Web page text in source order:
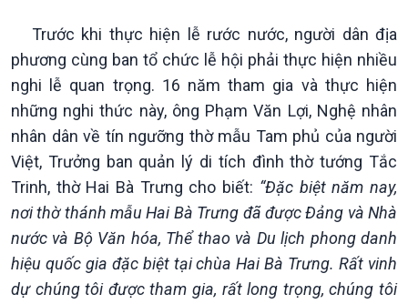
Chính trị
Tin Chính trị
Chính phủ với người dân
Quốc hội với cử tri
Xây dựng đảng
Đảng trong cuộc sống
Nhận diện sự thật
Pháp luật và đời sống
Thế giới
Tin thế giới
Vấn đề quốc tế
Hồ sơ sự kiện quốc tế
Thế giới & Việt Nam
Biên cương - Một dải vững
bền
Trước khi thực hiện lễ rước nước, người dân địa
phương cùng ban tổ chức lễ hội phải thực hiện nhiều
nghi lễ quan trọng. 16 năm tham gia và thực hiện
những nghi thức này, ông Phạm Văn Lợi, Nghệ nhân
nhân dân về tín ngưỡng thờ mẫu Tam phủ của người
Việt, Trưởng ban quản lý di tích đình thờ tướng Tắc
Trinh, thờ Hai Bà Trưng cho biết: “Đặc biệt năm nay,
nơi thờ thánh mẫu Hai Bà Trưng đã được Đảng và Nhà
nước và Bộ Văn hóa, Thể thao và Du lịch phong danh
hiệu quốc gia đặc biệt tại chùa Hai Bà Trưng. Rất vinh
dự chúng tôi được tham gia, rất long trọng, chúng tôi